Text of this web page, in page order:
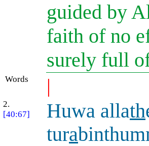
guided by
faith of no
surely full
Words |
2.
[40:67]
Huwa allath
tura